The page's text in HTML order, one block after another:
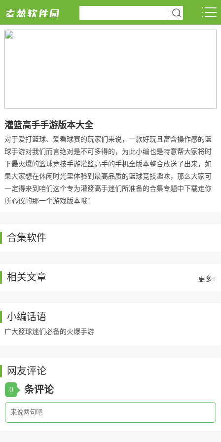
灌篮高手手游版本大全
对于爱打篮球、爱看球赛的玩家们来说，一款好玩且富含操作感的篮
球手游对我们而言绝对是不可多得的，为此小编也是特意帮大家将时
下最火爆的篮球竞技手游灌篮高手的手机全版本整合放送了出来，如
果大家想在休闲时光里体验到最高品质的篮球竞技趣味，那么大家可
一定得来到咱们这个专为灌篮高手迷们所准备的合集专题中下载走你
所心仪的那一个游戏版本哦！
合集软件
相关文章 更多+
小编话语
广大篮球迷们必备的火爆手游
网友评论
0 条评论